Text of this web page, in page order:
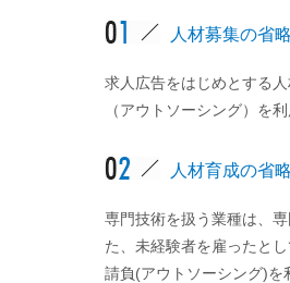
人材募集の省
求人広告をはじめとする
（アウトソーシング）を
人材育成の省
専門技術を扱う業種は、
た、未経験者を雇ったと
請負(アウトソーシング)を